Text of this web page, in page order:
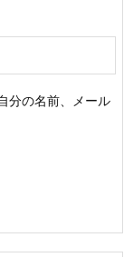
分の名前、メール